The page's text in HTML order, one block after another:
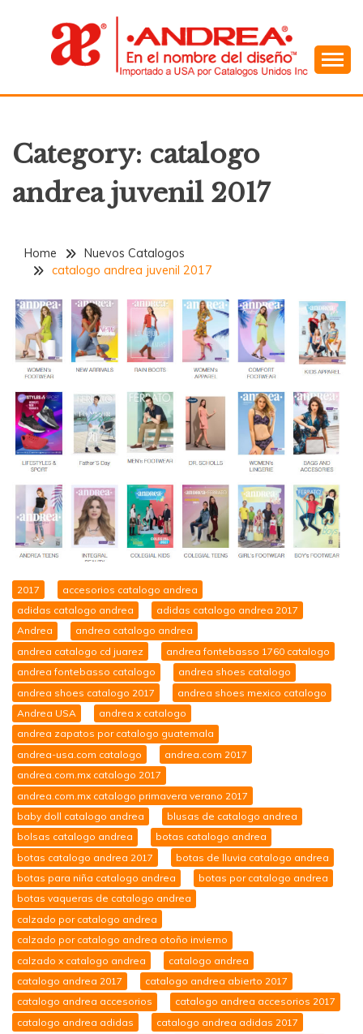
ANDREA
Category: catalogo
andrea juvenil 2017
Home
Nuevos Catalogos
catalogo andrea juvenil 2017
2017
accesorios catalogo andrea
adidas catalogo andrea
adidas catalogo andrea 2017
Andrea
andrea catalogo andrea
andrea catalogo cd juarez
andrea fontebasso 1760 catalogo
andrea fontebasso catalogo
andrea shoes catalogo
andrea shoes catalogo 2017
andrea shoes mexico catalogo
Andrea USA
andrea x catalogo
andrea zapatos por catalogo guatemala
andrea-usa.com catalogo
andrea.com 2017
andrea.com.mx catalogo 2017
andrea.com.mx catalogo primavera verano 2017
baby doll catalogo andrea
blusas de catalogo andrea
bolsas catalogo andrea
botas catalogo andrea
botas catalogo andrea 2017
botas de lluvia catalogo andrea
botas para niña catalogo andrea
botas por catalogo andrea
botas vaqueras de catalogo andrea
calzado por catalogo andrea
calzado por catalogo andrea otoño invierno
calzado x catalogo andrea
catalogo andrea
catalogo andrea 2017
catalogo andrea abierto 2017
catalogo andrea accesorios
catalogo andrea accesorios 2017
catalogo andrea adidas
catalogo andrea adidas 2017